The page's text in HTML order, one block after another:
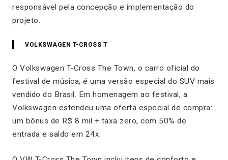
responsável pela concepção e implementação do
projeto.
VOLKSWAGEN T-CROSS T
O Volkswagen T-Cross The Town, o carro oficial do
festival de música, é uma versão especial do SUV mais
vendido do Brasil. Em homenagem ao festival, a
Volkswagen estendeu uma oferta especial de compra:
um bônus de R$ 8 mil + taxa zero, com 50% de
entrada e saldo em 24x.